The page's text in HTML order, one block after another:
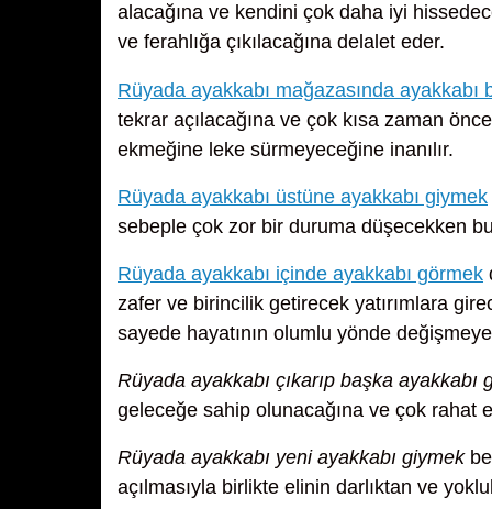
alacağına ve kendini çok daha iyi
ve ferahlığa çıkılacağına delalet eder.
Rüyada ayakkabı mağazasında ayakkabı
tekrar açılacağına ve çok kısa zaman
ekmeğine leke sürmeyeceğine inanılır.
Rüyada ayakkabı üstüne ayakkabı giymek
sebeple çok zor bir duruma düşecekken
Rüyada ayakkabı içinde ayakkabı görmek
zafer ve birincilik getirecek yatırımlara
sayede hayatının olumlu yönde
Rüyada ayakkabı çıkarıp başka ayakkabı
geleceğe sahip olunacağına ve çok rahat
Rüyada ayakkabı yeni ayakkabı giymek
açılmasıyla birlikte elinin darlıktan ve